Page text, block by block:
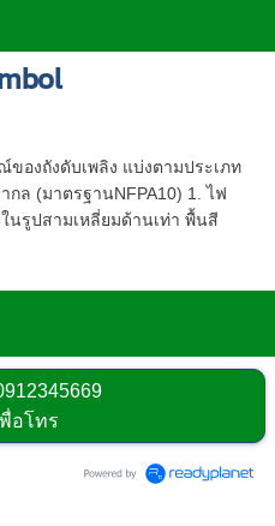
องถังดับเพลิง แบ่งตามประเภท
ล (มาตรฐานNFPA10) 1. ไฟ
นรูปสามเหลี่ยมด้านเท่า พื้นสี
อโทร